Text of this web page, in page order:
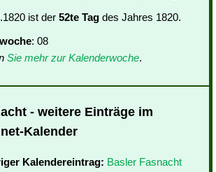
ist der 52te Tag des Jahres 1820.
: 08
Sie mehr zur Kalenderwoche.
- weitere Einträge im
Kalender
Kalendereintrag: Basler Fasnacht